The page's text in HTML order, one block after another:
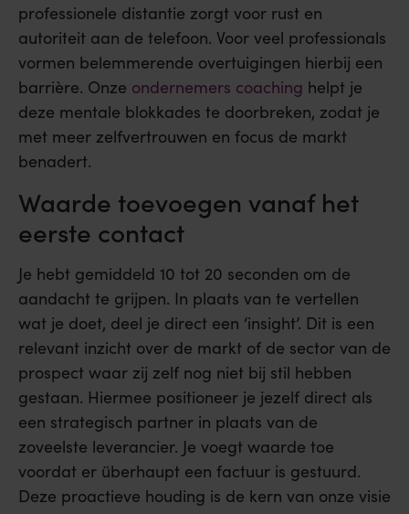
professionele distantie zorgt voor rust en
autoriteit aan de telefoon. Voor veel professionals
vormen belemmerende overtuigingen hierbij een
barrière. Onze ondernemers coaching helpt je
deze mentale blokkades te doorbreken, zodat je
met meer zelfvertrouwen en focus de markt
benadert.
Waarde toevoegen vanaf het
eerste contact
Je hebt gemiddeld 10 tot 20 seconden om de
aandacht te grijpen. In plaats van te vertellen
wat je doet, deel je direct een ‘insight’. Dit is een
relevant inzicht over de markt of de sector van de
prospect waar zij zelf nog niet bij stil hebben
gestaan. Hiermee positioneer je jezelf direct als
een strategisch partner in plaats van de
zoveelste leverancier. Je voegt waarde toe
voordat er überhaupt een factuur is gestuurd.
Deze proactieve houding is de kern van onze visie